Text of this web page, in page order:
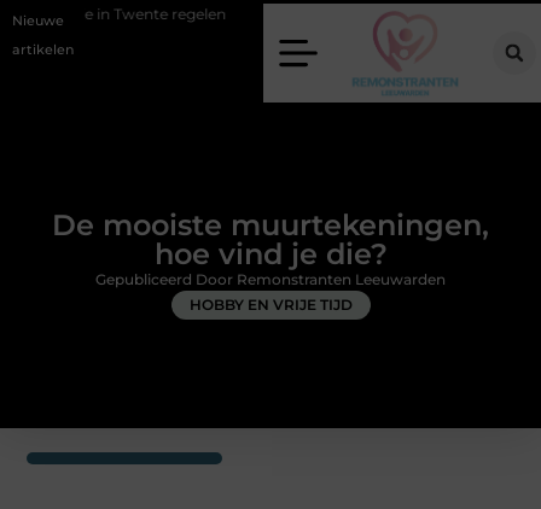
Nieuwe
artikelen
regelen Wat zero-click search betekent voor de toekomst van
De mooiste muurtekeningen,
hoe vind je die?
HOBBY EN VRIJE TIJD
Gepubliceerd Door Remonstranten Leeuwarden